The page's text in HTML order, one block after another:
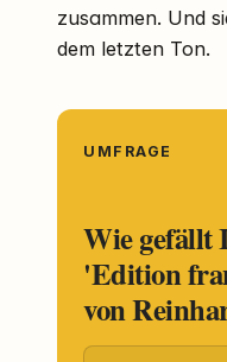
zusammen. Und
dem letzten Ton.
UMFRAGE
Wie gefällt
'Edition
von